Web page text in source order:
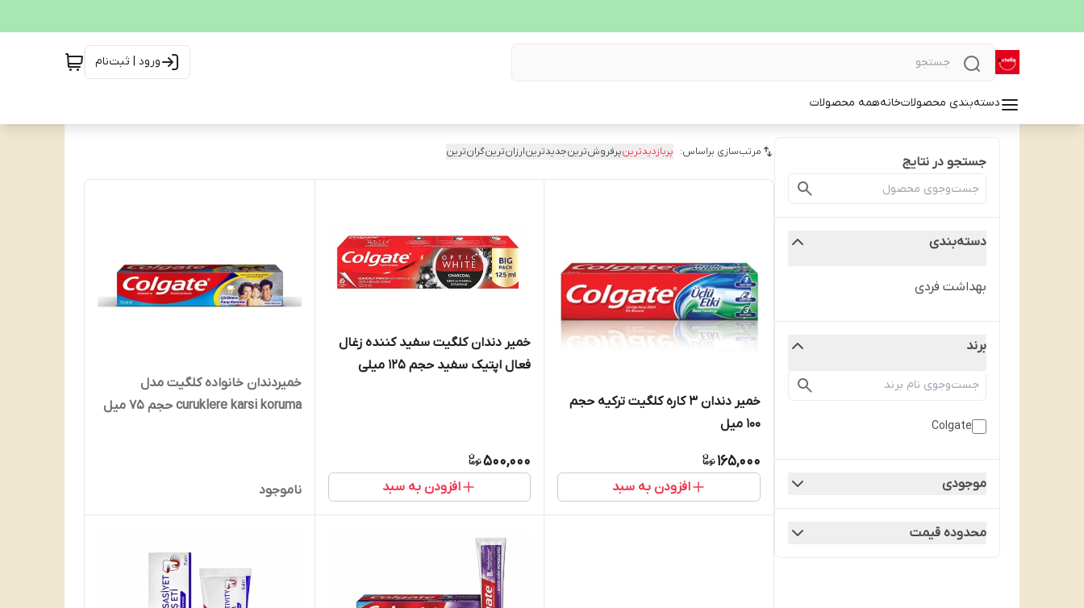
ورود | ثبت‌نام
دسته‌بندی محصولاتخانههمه محصولات
جستجو در نتایج
دسته‌بندی
بهداشت فردی
برند
Colgate
موجودی
محدوده قیمت
مرتب‌سازی براساس: پربازدیدترینپرفروش‌ترینجدیدترینارزان‌ترینگران‌ترین
خمیر دندان ۳ کاره کلگیت ترکیه حجم
۱۰۰ میل
165,000
افزودن به سبد
خمیر دندان کلگیت سفید کننده زغال
فعال اپتیک سفید حجم 125 میلی
500,000
افزودن به سبد
خمیردندان خانواده کلگیت مدل
curuklere karsi koruma حجم ۷۵ میل
ناموجود